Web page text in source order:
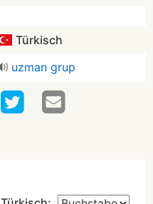
Türkisch
uzman grup